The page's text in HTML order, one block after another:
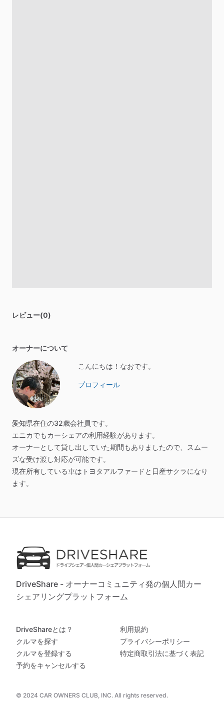
レビュー(0)
オーナーについて
こんにちは！なおです。
プロフィール
愛知県在住の32歳会社員です。
エニカでもカーシェアの利用経験があります。
オーナーとして貸し出していた期間もありましたので、スムー
ズな受け渡し対応が可能です。
現在所有している車はトヨタアルファードと日産サクラになり
ます。
DriveShare - オーナーコミュニティ発の個人間カー
シェアリングプラットフォーム
© 2024 CAR OWNERS CLUB, INC. All rights reserved.
DriveShareとは？
クルマを探す
クルマを登録する
予約をキャンセルする
利用規約
プライバシーポリシー
特定商取引法に基づく表記